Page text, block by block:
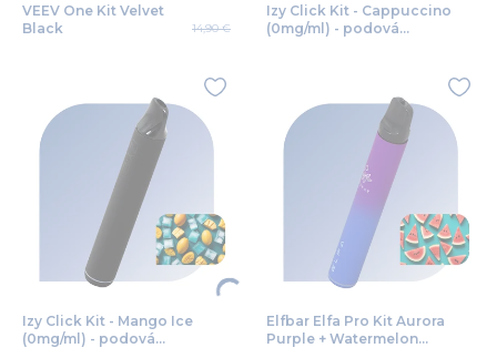
VEEV One Kit Velvet
Black
14,90 €
Izy Click Kit - Cappuccino
(0mg/ml) - podová
Izy Click Kit - Mango Ice
(0mg/ml) - podová
Elfbar Elfa Pro Kit Aurora
Purple + Watermelon